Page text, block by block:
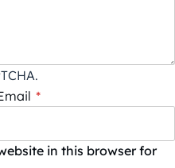
*
in this browser for